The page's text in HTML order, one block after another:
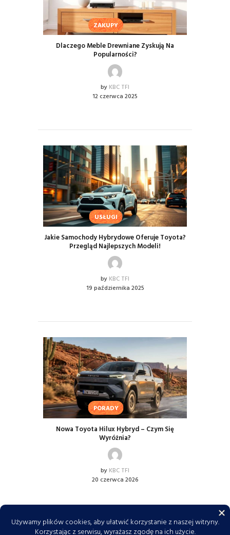
ZAKUPY
Dlaczego Meble Drewniane Zyskują Na
Popularności?
by KBC TFI
12 czerwca 2025
USŁUGI
Jakie Samochody Hybrydowe Oferuje Toyota?
Przegląd Najlepszych Modeli!
by KBC TFI
19 października 2025
PORADY
Nowa Toyota Hilux Hybryd – Czym Się
Wyróżnia?
by KBC TFI
20 czerwca 2026